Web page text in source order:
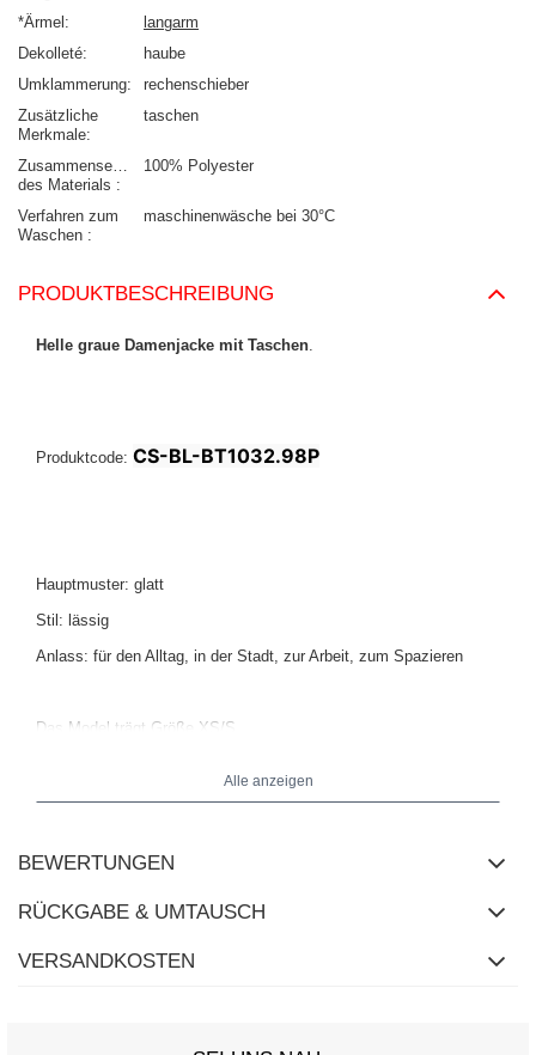
*Ärmel
langarm
Dekolleté
haube
Umklammerung
rechenschieber
Zusätzliche
Merkmale
taschen
Zusammensetzung
des Materials
100% Polyester
Verfahren zum
Waschen
maschinenwäsche bei 30°C
PRODUKTBESCHREIBUNG
Helle graue Damenjacke mit Taschen
Produktcode: CS-BL-BT1032.98P
Hauptmuster: glatt
Stil: lässig
Anlass: für den Alltag, in der Stadt, zur Arbeit, zum Spazieren
Das Model trägt Größe XS/S.
Alle anzeigen
BEWERTUNGEN
RÜCKGABE & UMTAUSCH
VERSANDKOSTEN